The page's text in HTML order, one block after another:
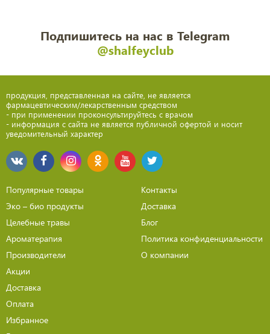
Подпишитесь на нас в Telegram
@shalfeyclub
продукция, представленная на сайте, не является
фармацевтическим/лекарственным средством
- при применении проконсультируйтесь с врачом
- информация с сайта не является публичной офертой и носит
уведомительный характер
Популярные товары
Эко – био продукты
Целебные травы
Ароматерапия
Производители
Акции
Доставка
Оплата
Избранное
Контакты
Доставка
Блог
Политика конфиденциальности
О компании